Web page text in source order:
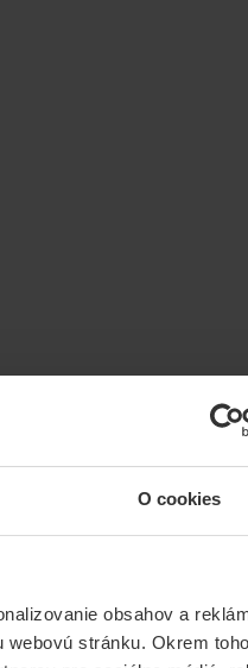
O cookies
obsahov a
webovú stránku. Okrem toho